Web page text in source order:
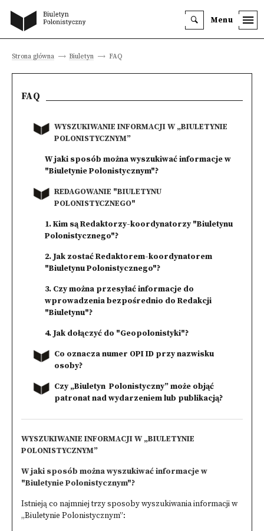
Menu
Strona główna Biuletyn FAQ
FAQ
WYSZUKIWANIE INFORMACJI W „BIULETYNIE
POLONISTYCZNYM”
W jaki sposób można wyszukiwać informacje w
"Biuletynie Polonistycznym"?
REDAGOWANIE "BIULETYNU
POLONISTYCZNEGO"
1. Kim są Redaktorzy-koordynatorzy "Biuletynu
Polonistycznego"?
2. Jak zostać Redaktorem-koordynatorem
"Biuletynu Polonistycznego"?
3. Czy można przesyłać informacje do
wprowadzenia bezpośrednio do Redakcji
"Biuletynu"?
4. Jak dołączyć do "Geopolonistyki"?
Co oznacza numer OPI ID przy nazwisku
osoby?
Czy „Biuletyn Polonistyczny” może objąć
patronat nad wydarzeniem lub publikacją?
WYSZUKIWANIE INFORMACJI W „BIULETYNIE
POLONISTYCZNYM”
W jaki sposób można wyszukiwać informacje w
"Biuletynie Polonistycznym"?
Istnieją co najmniej trzy sposoby wyszukiwania informacji w
„Biuletynie Polonistycznym”: